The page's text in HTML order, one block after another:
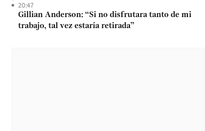
20:47
Gillian Anderson: “Si no disfrutara tanto de mi
trabajo, tal vez estaría retirada”